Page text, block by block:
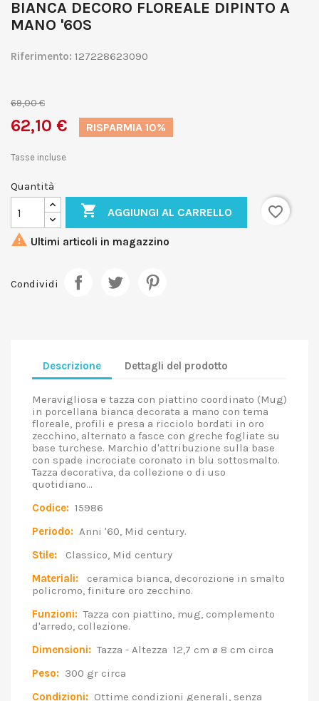
BIANCA DECORO FLOREALE DIPINTO A
MANO '60S
Riferimento: 127228623090
69,00 €
62,10 € RISPARMIA 10%
Tasse incluse
Quantità
 AGGIUNGI AL CARRELLO
favorite_border
 Ultimi articoli in magazzino
Condividi
Descrizione Dettagli del prodotto
Meravigliosa e tazza con piattino coordinato (Mug)
in porcellana bianca decorata a mano con tema
floreale, profili e presa a ricciolo bordati in oro
zecchino, alternato a fasce con greche fogliate su
base turchese. Marchio d'attribuzione sulla base
con spade incrociate coronato in blu sottosmalto.
Tazza decorativa, da collezione o di uso
quotidiano...
Codice: 15986
Periodo: Anni '60, Mid century.
Stile: Classico, Mid century
Materiali: ceramica bianca, decorozione in smalto
policromo, finiture oro zecchino.
Funzioni: Tazza con piattino, mug, complemento
d'arredo, collezione.
Dimensioni: Tazza - Altezza 12,7 cm ø 8 cm circa
Peso: 300 gr circa
Condizioni: Ottime condizioni generali, senza